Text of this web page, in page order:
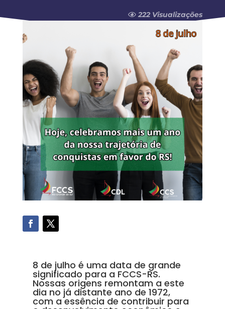
222 Visualizações
8 de julho é uma data de grande
significado para a FCCS-RS.
Nossas origens remontam a este
dia no já distante ano de 1972,
com a essência de contribuir para